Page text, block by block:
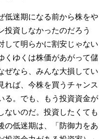
低迷期になる前から株をや
投資しなかったのだろう
して明らかに割安じゃない
くゆくは株価があがって儲
なら、みんな大損してい
れば、今株を買うチャンス
る。でも、もう投資資金が
ないのだ。投資したくても
の低迷期は、「防御力をあ